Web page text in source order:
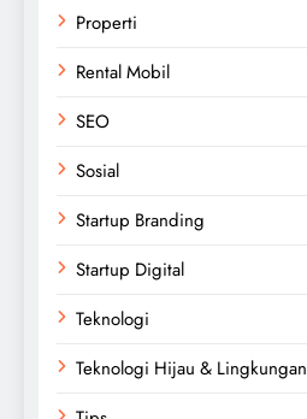
Properti
Rental Mobil
SEO
Sosial
Startup Branding
Startup Digital
Teknologi
Teknologi Hijau & Lingkungan